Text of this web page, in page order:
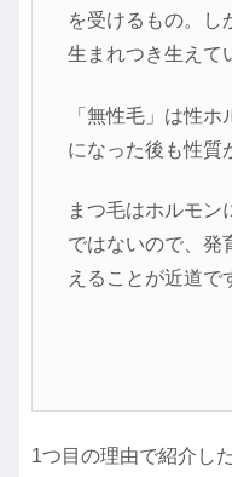
を受けるもの。し
生まれつき生えて
「無性毛」は性
になった後も性質
まつ毛はホルモン
ではないので、発
えることが近道で
1つ目の理由で紹介し